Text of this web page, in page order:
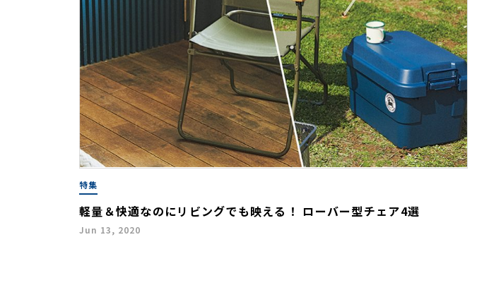
特集
軽量＆快適なのにリビングでも映える！ ローバー型チェア4選
Jun 13, 2020